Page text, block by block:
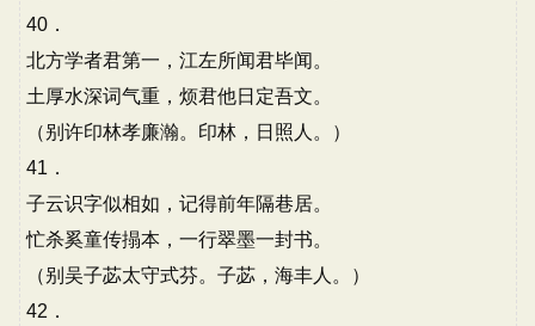
40．
北方学者君第一，江左所闻君毕闻。
土厚水深词气重，烦君他日定吾文。
（别许印林孝廉瀚。印林，日照人。）
41．
子云识字似相如，记得前年隔巷居。
忙杀奚童传搨本，一行翠墨一封书。
（别吴子苾太守式芬。子苾，海丰人。）
42．